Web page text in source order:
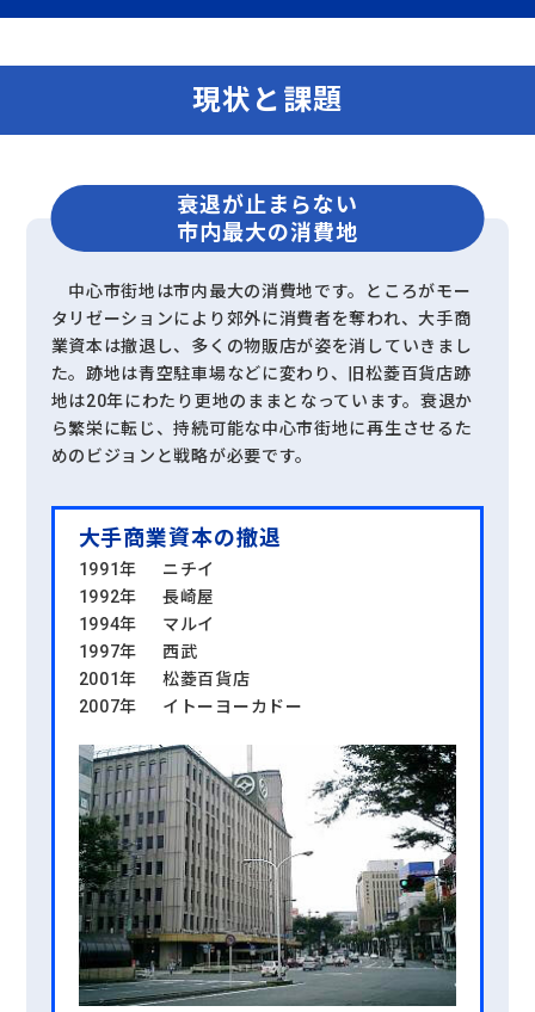
現状と課題
衰退が止まらない
市内最大の消費地
中心市街地は市内最大の消費地です。ところがモー
タリゼーションにより郊外に消費者を奪われ、大手商
業資本は撤退し、多くの物販店が姿を消していきまし
た。跡地は青空駐車場などに変わり、旧松菱百貨店跡
地は20年にわたり更地のままとなっています。衰退か
ら繁栄に転じ、持続可能な中心市街地に再生させるた
めのビジョンと戦略が必要です。
大手商業資本の撤退
1991年
ニチイ
1992年
長崎屋
1994年
マルイ
1997年
西武
2001年
松菱百貨店
2007年
イトーヨーカドー